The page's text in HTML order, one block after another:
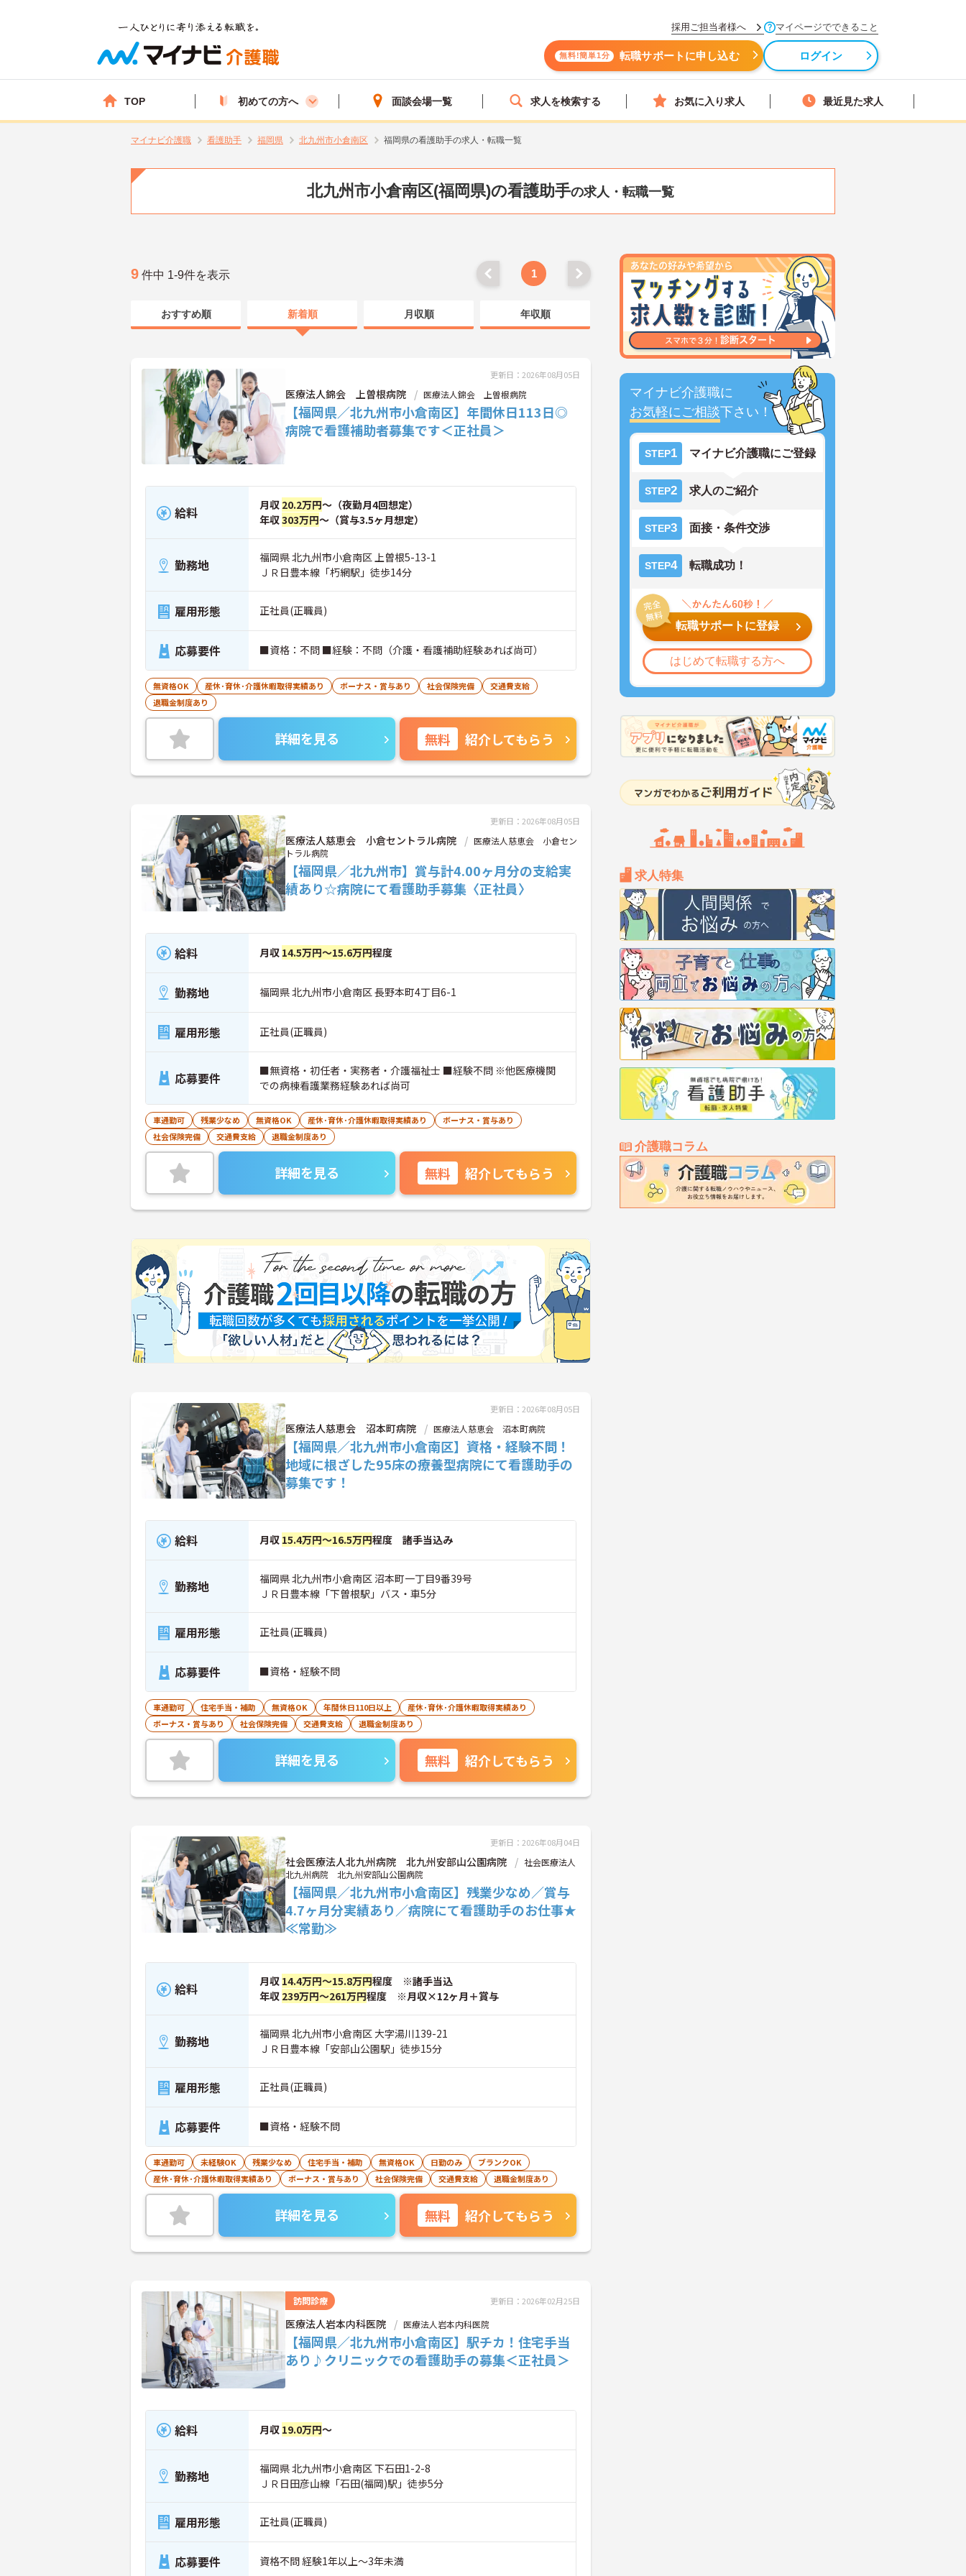
採用ご担当者様へ マイページでできること
無料!簡単1分 転職サポートに申し込む ログイン
TOP 初めての方へ 面談会場一覧 求人を検索する お気に入り求人 最近見た求人
マイナビ介護職 看護助手 福岡県 北九州市小倉南区 福岡県の看護助手の求人・転職一覧
北九州市小倉南区(福岡県)の看護助手の求人・転職一覧
マイナビ介護職に
お気軽にご相談下さい！
STEP1 マイナビ介護職にご登録
STEP2 求人のご紹介
STEP3 面接・条件交渉
STEP4 転職成功！
転職サポートに登録
はじめて転職する方へ
求人特集
介護職コラム
9 件中 1-9件を表示 1
おすすめ順 新着順 月収順 年収順
更新日：2026年08月05日
医療法人錦会 上曽根病院 医療法人錦会 上曽根病院
【福岡県／北九州市小倉南区】年間休日113日◎
病院で看護補助者募集です＜正社員＞
給料 月収 20.2万円～（夜勤月4回想定）
年収303万円～（賞与3.5ヶ月想定）
勤務地
福岡県 北九州市小倉南区 上曽根5-13-1
ＪＲ日豊本線「朽網駅」徒歩14分
雇用形態 正社員(正職員)
応募要件 ■資格：不問 ■経験：不問（介護・看護補助経験あれば尚可）
無資格OK 産休･育休･介護休暇取得実績あり ボーナス・賞与あり 社会保険完備
交通費支給
退職金制度あり
詳細を見る 無料 紹介してもらう
更新日：2026年08月05日
医療法人慈恵会 小倉セントラル病院
医療法人慈恵会 小倉セン
トラル病院
【福岡県／北九州市】賞与計4.00ヶ月分の支給実
績あり☆病院にて看護助手募集〈正社員〉
給料 月収 14.5万円～15.6万円程度
勤務地 福岡県 北九州市小倉南区 長野本町4丁目6-1
雇用形態 正社員(正職員)
応募要件
■無資格・初任者・実務者・介護福祉士 ■経験不問 ※他医療機関
での病棟看護業務経験あれば尚可
車通勤可 残業少なめ 無資格OK 産休･育休･介護休暇取得実績あり
ボーナス・賞与あり
社会保険完備
交通費支給 退職金制度あり
詳細を見る 無料 紹介してもらう
更新日：2026年08月05日
医療法人慈恵会 沼本町病院 医療法人慈恵会 沼本町病院
【福岡県／北九州市小倉南区】資格・経験不問！
地域に根ざした95床の療養型病院にて看護助手の
募集です！
給料 月収 15.4万円～16.5万円程度 諸手当込み
勤務地
福岡県 北九州市小倉南区 沼本町一丁目9番39号
ＪＲ日豊本線「下曽根駅」バス・車5分
雇用形態 正社員(正職員)
応募要件 ■資格・経験不問
車通勤可 住宅手当・補助 無資格OK 年間休日110日以上
産休･育休･介護休暇取得実績あり
ボーナス・賞与あり
社会保険完備 交通費支給 退職金制度あり
詳細を見る 無料 紹介してもらう
更新日：2026年08月04日
社会医療法人北九州病院 北九州安部山公園病院
社会医療法人
北九州病院 北九州安部山公園病院
【福岡県／北九州市小倉南区】残業少なめ／賞与
4.7ヶ月分実績あり／病院にて看護助手のお仕事★
≪常勤≫
給料 月収 14.4万円～15.8万円程度 ※諸手当込
年収 239万円～261万円程度 ※月収×12ヶ月＋賞与
勤務地
福岡県 北九州市小倉南区 大字湯川139-21
ＪＲ日豊本線「安部山公園駅」徒歩15分
雇用形態 正社員(正職員)
応募要件 ■資格・経験不問
車通勤可 未経験OK 残業少なめ 住宅手当・補助 無資格OK 日勤のみ
ブランクOK
産休･育休･介護休暇取得実績あり
ボーナス・賞与あり 社会保険完備 交通費支給 退職金制度あり
詳細を見る 無料 紹介してもらう
訪問診療 更新日：2026年02月25日
医療法人岩本内科医院 医療法人岩本内科医院
【福岡県／北九州市小倉南区】駅チカ！住宅手当
あり♪クリニックでの看護助手の募集＜正社員＞
給料 月収 19.0万円～
勤務地
福岡県 北九州市小倉南区 下石田1-2-8
ＪＲ日田彦山線「石田(福岡)駅」徒歩5分
雇用形態 正社員(正職員)
応募要件 資格不問 経験1年以上～3年未満